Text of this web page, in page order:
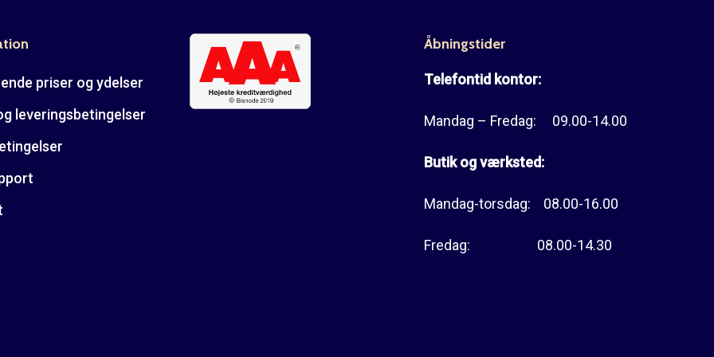
priser og ydelser
leveringsbetingelser
Åbningstider
Telefontid kontor:
Mandag – Fredag: 09.00-14.00
Butik og værksted:
Mandag-torsdag: 08.00-16.00
Fredag: 08.00-14.30